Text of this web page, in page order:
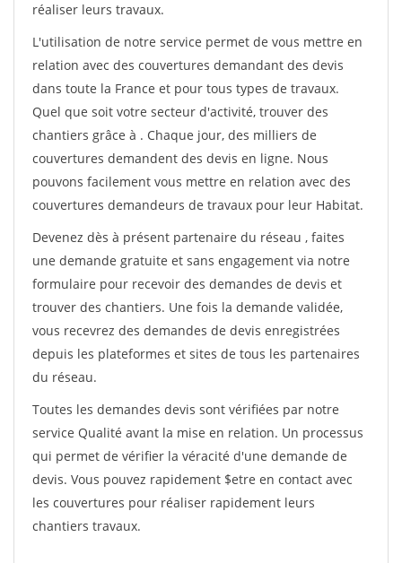
réaliser leurs travaux.
L'utilisation de notre service permet de vous mettre en
relation avec des couvertures demandant des devis
dans toute la France et pour tous types de travaux.
Quel que soit votre secteur d'activité, trouver des
chantiers grâce à . Chaque jour, des milliers de
couvertures demandent des devis en ligne. Nous
pouvons facilement vous mettre en relation avec des
couvertures demandeurs de travaux pour leur Habitat.
Devenez dès à présent partenaire du réseau , faites
une demande gratuite et sans engagement via notre
formulaire pour recevoir des demandes de devis et
trouver des chantiers. Une fois la demande validée,
vous recevrez des demandes de devis enregistrées
depuis les plateformes et sites de tous les partenaires
du réseau.
Toutes les demandes devis sont vérifiées par notre
service Qualité avant la mise en relation. Un processus
qui permet de vérifier la véracité d'une demande de
devis. Vous pouvez rapidement $etre en contact avec
les couvertures pour réaliser rapidement leurs
chantiers travaux.